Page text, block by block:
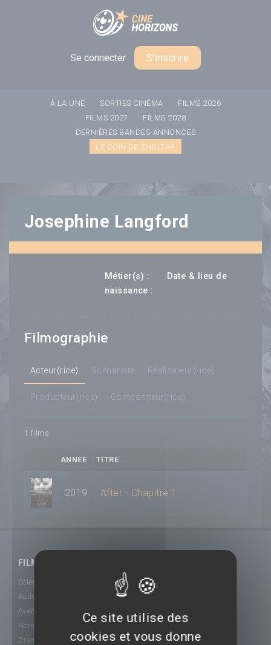
Se connecter S'inscrire
À LA UNE SORTIES CINÉMA
FILMS 2026
FILMS 2027
FILMS 2028
DERNIÈRES BANDES-ANNONCES
LE COIN DE ZHOLTAR
Josephine Langford
Métier(s) :
Date & lieu de
naissance :
Filmographie
Acteur(rice) Scénariste Réalisateur(rice)
Producteur(rice) Compositeur(rice)
1 films
ANNEE TITRE
2019 After - Chapitre 1
FILMS
Science-Fiction
Action
Aventure
Horreur
Drame
Panneau de gestion des cookies
Ce site utilise des
cookies et vous donne